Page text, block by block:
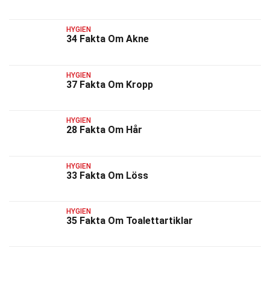
HYGIEN
34 Fakta Om Akne
HYGIEN
37 Fakta Om Kropp
HYGIEN
28 Fakta Om Hår
HYGIEN
33 Fakta Om Löss
HYGIEN
35 Fakta Om Toalettartiklar